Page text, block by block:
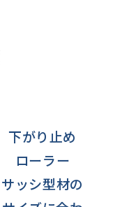
下がり止め
ローラー
サッシ型材の